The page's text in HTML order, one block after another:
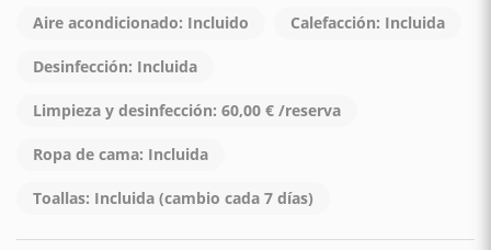
ANTES DE LA LLEGADA.
Aire acondicionado: Incluido Calefacción: Incluida
Desinfección: Incluida
Limpieza y desinfección: 60,00 € /reserva
Ropa de cama: Incluida
Toallas: Incluida (cambio cada 7 días)